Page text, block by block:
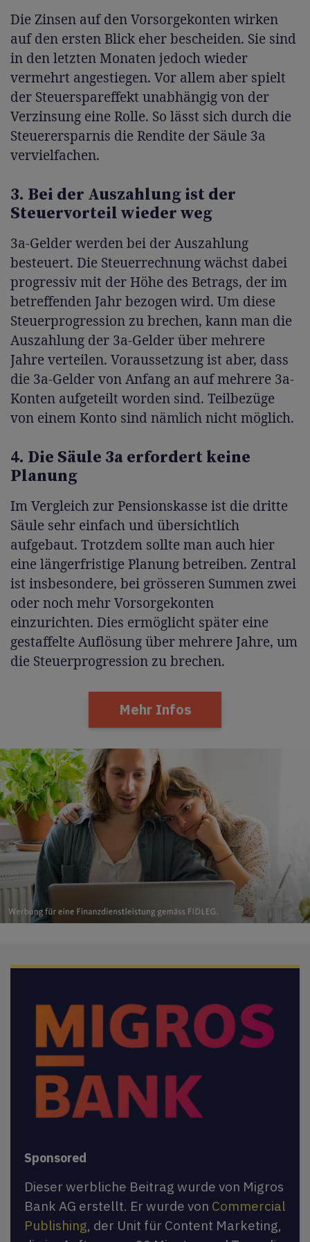
Die Zinsen auf den Vorsorgekonten wirken
auf den ersten Blick eher bescheiden. Sie sind
in den letzten Monaten jedoch wieder
vermehrt angestiegen. Vor allem aber spielt
der Steuerspareffekt unabhängig von der
Verzinsung eine Rolle. So lässt sich durch die
Steuerersparnis die Rendite der Säule 3a
vervielfachen.
3. Bei der Auszahlung ist der
Steuervorteil wieder weg
3a-Gelder werden bei der Auszahlung
besteuert. Die Steuerrechnung wächst dabei
progressiv mit der Höhe des Betrags, der im
betreffenden Jahr bezogen wird. Um diese
Steuerprogression zu brechen, kann man die
Auszahlung der 3a-Gelder über mehrere
Jahre verteilen. Voraussetzung ist aber, dass
die 3a-Gelder von Anfang an auf mehrere 3a-
Konten aufgeteilt worden sind. Teilbezüge
von einem Konto sind nämlich nicht möglich.
4. Die Säule 3a erfordert keine
Planung
Im Vergleich zur Pensionskasse ist die dritte
Säule sehr einfach und übersichtlich
aufgebaut. Trotzdem sollte man auch hier
eine längerfristige Planung betreiben. Zentral
ist insbesondere, bei grösseren Summen zwei
oder noch mehr Vorsorgekonten
einzurichten. Dies ermöglicht später eine
gestaffelte Auflösung über mehrere Jahre, um
die Steuerprogression zu brechen.
Mehr Infos
Sponsored
Dieser werbliche Beitrag wurde von Migros
Bank AG erstellt. Er wurde von Commercial
Publishing, der Unit für Content Marketing,